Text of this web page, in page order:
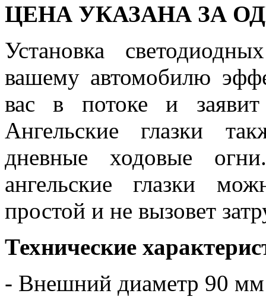
ЦЕНА УКАЗАНА ЗА
Установка
вашему автомобилю
вас в потоке и
Ангельские глазки
дневные ходовые
ангельские глазки
простой и не вызовет
Технические
- Внешний диаметр 90 мм